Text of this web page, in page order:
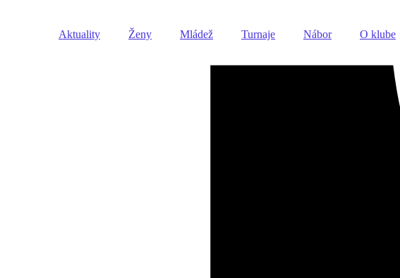
Aktuality Ženy Mládež Turnaje Nábor O klube